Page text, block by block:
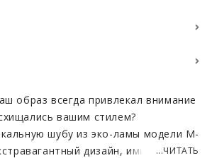
образ всегда привлекал внимание
вашим стилем?
шубу из эко-ламы модели M-
дизайн, имитирующий
...ЧИТАТЬ